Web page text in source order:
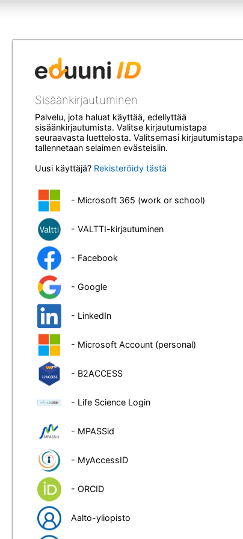
Sisäänkirjautuminen
Palvelu, jota haluat käyttää, edellyttää
sisäänkirjautumista. Valitse kirjautumistapa
seuraavasta luettelosta. Valitsemasi kirjautumistapa
tallennetaan selaimen evästeisiin.
Uusi käyttäjä? Rekisteröidy tästä
- Microsoft 365 (work or school)
- VALTTI-kirjautuminen
- Facebook
- Google
- LinkedIn
- Microsoft Account (personal)
- B2ACCESS
- Life Science Login
- MPASSid
- MyAccessID
- ORCID
Aalto-yliopisto